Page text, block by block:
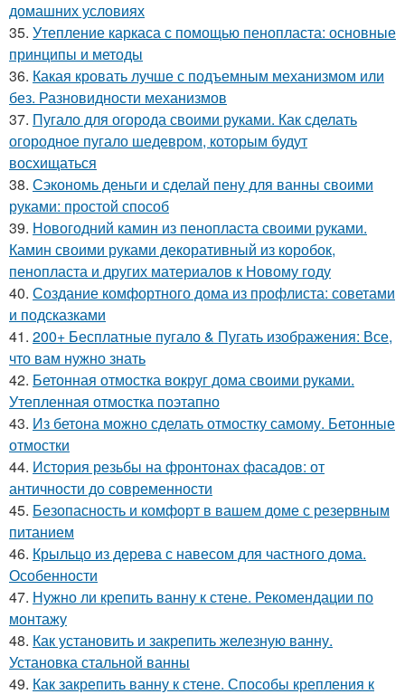
домашних условиях
35. Утепление каркаса с помощью пенопласта: основные
принципы и методы
36. Какая кровать лучше с подъемным механизмом или
без. Разновидности механизмов
37. Пугало для огорода своими руками. Как сделать
огородное пугало шедевром, которым будут
восхищаться
38. Сэкономь деньги и сделай пену для ванны своими
руками: простой способ
39. Новогодний камин из пенопласта своими руками.
Камин своими руками декоративный из коробок,
пенопласта и других материалов к Новому году
40. Создание комфортного дома из профлиста: советами
и подсказками
41. 200+ Бесплатные пугало & Пугать изображения: Все,
что вам нужно знать
42. Бетонная отмостка вокруг дома своими руками.
Утепленная отмостка поэтапно
43. Из бетона можно сделать отмостку самому. Бетонные
отмостки
44. История резьбы на фронтонах фасадов: от
античности до современности
45. Безопасность и комфорт в вашем доме с резервным
питанием
46. Крыльцо из дерева с навесом для частного дома.
Особенности
47. Нужно ли крепить ванну к стене. Рекомендации по
монтажу
48. Как установить и закрепить железную ванну.
Установка стальной ванны
49. Как закрепить ванну к стене. Способы крепления к